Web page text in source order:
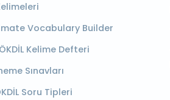
Vocabulary Builder
Kelime Defteri
Sınavları
Soru Tipleri